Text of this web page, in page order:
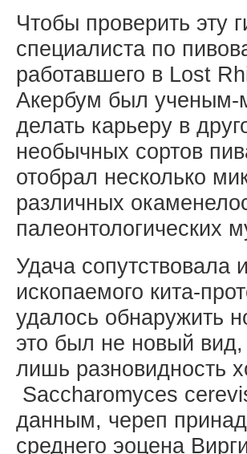
Чтобы проверить эту
специалиста по
работавшего в Lost
Акербум был ученым-
делать карьеру в
необычных сортов
отобрал несколько
различных
палеонтологических
Удача сопутствовала
ископаемого кита-
удалось обнаружить
это был не новый вид,
лишь разновидность
Saccharomyces
данным, череп
среднего эоцена